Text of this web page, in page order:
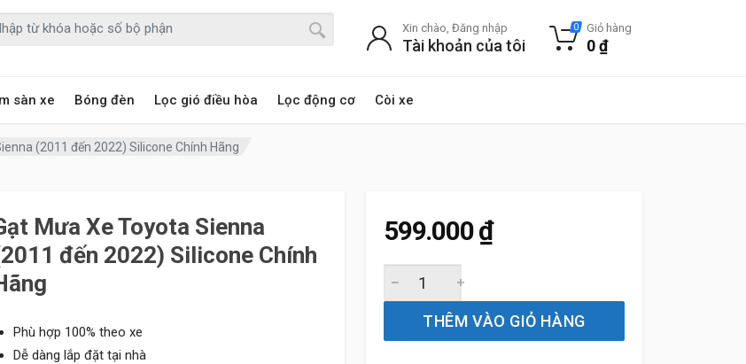
sàn xe Bóng đèn Lọc gió điều hòa Lọc động cơ Còi xe
Xin chào, Đăng nhập
Tài khoản của tôi
0 Giỏ hàng
0₫
(2011 đến 2022) Silicone Chính Hãng
Mưa Xe Toyota Sienna
đến 2022) Silicone Chính
Phù hợp 100% theo xe
Dễ dàng lắp đặt tại nhà
599.000₫
THÊM VÀO GIỎ HÀNG